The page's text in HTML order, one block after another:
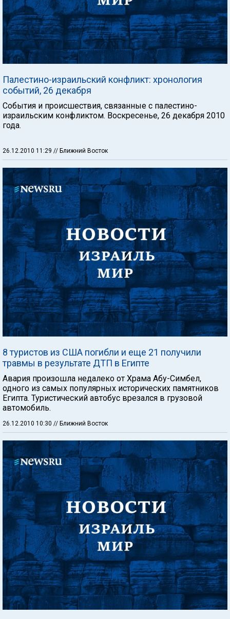
Палестино-израильский конфликт: хронология
событий, 26 декабря
События и происшествия, связанные с палестино-
израильским конфликтом. Воскресенье, 26 декабря 2010
года.
26.12.2010 11:29 // Ближний Восток
8 туристов из США погибли и еще 21 получили
травмы в результате ДТП в Египте
Авария произошла недалеко от Храма Абу-Симбел,
одного из самых популярных исторических памятников
Египта. Туристический автобус врезался в грузовой
автомобиль.
26.12.2010 10:30 // Ближний Восток